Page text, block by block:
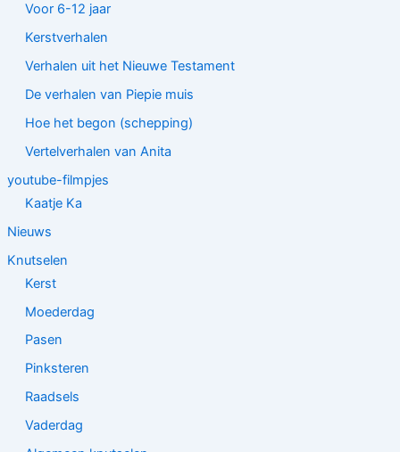
Voor 6-12 jaar
Kerstverhalen
Verhalen uit het Nieuwe Testament
De verhalen van Piepie muis
Hoe het begon (schepping)
Vertelverhalen van Anita
youtube-filmpjes
Kaatje Ka
Nieuws
Knutselen
Kerst
Moederdag
Pasen
Pinksteren
Raadsels
Vaderdag